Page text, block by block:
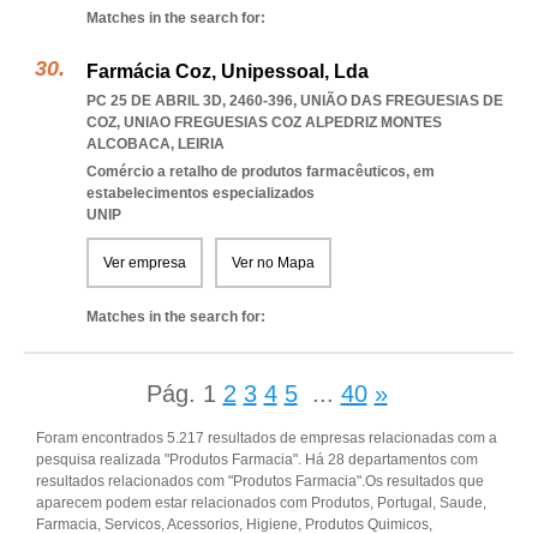
Matches in the search for:
Farmácia Coz, Unipessoal, Lda
PC 25 DE ABRIL 3D, 2460-396, UNIÃO DAS FREGUESIAS DE
COZ, UNIAO FREGUESIAS COZ ALPEDRIZ MONTES
ALCOBACA, LEIRIA
Comércio a retalho de produtos farmacêuticos, em
estabelecimentos especializados
UNIP
Ver empresa Ver no Mapa
Matches in the search for:
Pág. 1 2 3 4 5 ... 40 »
Foram encontrados 5.217 resultados de empresas relacionadas com a
pesquisa realizada "Produtos Farmacia". Há 28 departamentos com
resultados relacionados com "Produtos Farmacia".Os resultados que
aparecem podem estar relacionados com Produtos, Portugal, Saude,
Farmacia, Servicos, Acessorios, Higiene, Produtos Quimicos,